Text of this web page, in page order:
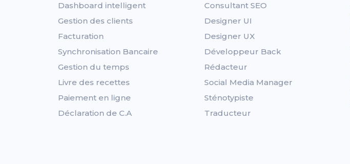
Dashboard intelligent
Gestion des clients
Facturation
Synchronisation Bancaire
Gestion du temps
Livre des recettes
Paiement en ligne
Déclaration de C.A
Consultant SEO
Designer UI
Designer UX
Développeur Back
Rédacteur
Social Media Manager
Sténotypiste
Traducteur